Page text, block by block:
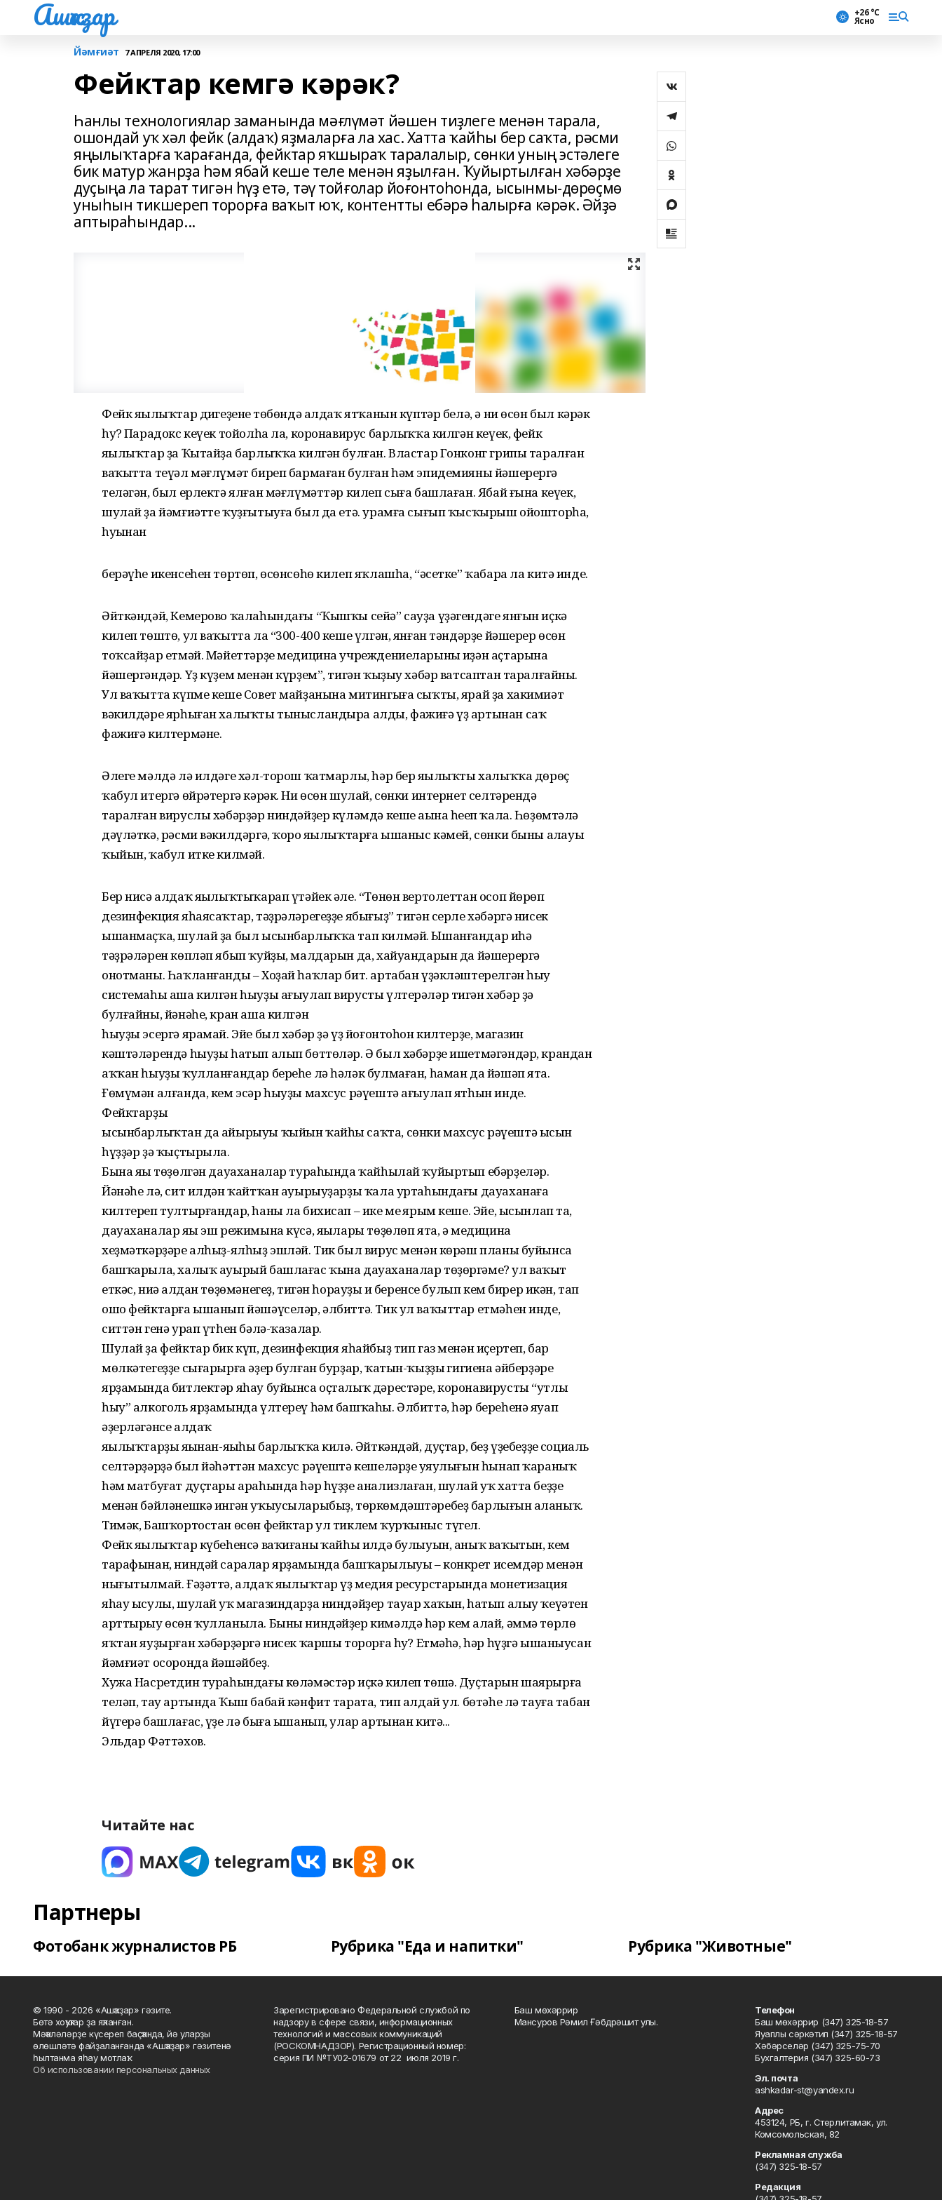
Ашҡаҙар +26 °С
Ясно
Йәмғиәт 7 АПРЕЛЯ 2020, 17:00
Фейктар кемгә кәрәк?
Һанлы технологиялар заманында мәғлүмәт йәшен тиҙлеге менән тарала,
ошондай уҡ хәл фейк (алдаҡ) яҙмаларға ла хас. Хатта ҡайһы бер саҡта, рәсми
яңылыҡтарға ҡарағанда, фейктар яҡшыраҡ таралалыр, сөнки уның эстәлеге
бик матур жанрҙа һәм ябай кеше теле менән яҙылған. Ҡуйыртылған хәбәрҙе
дуҫыңа ла тарат тигән һүҙ етә, тәү тойғолар йоғонтоһонда, ысынмы-дөрөҫмө
уныһын тикшереп торорға ваҡыт юҡ, контентты ебәрә һалырға кәрәк. Әйҙә
аптыраһындар...
Фейк яңылыҡтар диңгеҙенең төбөндә алдаҡ ятҡанын күптәр белә, ә ни өсөн был кәрәк
һуң? Парадокс кеүек тойолһа ла, коронавирус барлыҡҡа килгән кеүек, фейк
яңылыҡтар ҙа Ҡытайҙа барлыҡҡа килгән булған. Властар Гонконг грипы таралған
ваҡытта теүәл мәғлүмәт биреп бармаған булған һәм эпидемияны йәшерергә
теләгән, был ерлектә ялған мәғлүмәттәр килеп сыға башлаған. Ябай ғына кеүек,
шулай ҙа йәмғиәтте ҡуҙғытыуға был да етә. урамға сығып ҡысҡырыш ойошторһаң,
һуңынан
берәүһе икенсеһен төртөп, өсөнсөһө килеп яҡлашһа, “әсетке” ҡабара ла китә инде.
Әйткәндәй, Кемерово ҡалаһындағы “Ҡышҡы сейә” сауҙа үҙәгендәге янғын иҫкә
килеп төштө, ул ваҡытта ла “300-400 кеше үлгән, янған тәндәрҙе йәшерер өсөн
тоҡсайҙар етмәй. Мәйеттәрҙе медицина учреждениеларының иҙән аҫтарына
йәшергәндәр. Үҙ күҙем менән күрҙем”, тигән ҡыҙыу хәбәр ватсаптан таралғайны.
Ул ваҡытта күпме кеше Совет майҙанына митингыға сыҡты, ярай ҙа хакимиәт
вәкилдәре ярһыған халыҡты тынысландыра алды, фажиғә үҙ артынан саҡ
фажиғә килтермәне.
Әлеге мәлдә лә илдәге хәл-торош ҡатмарлы, һәр бер яңылыҡты халыҡҡа дөрөҫ
ҡабул итергә өйрәтергә кәрәк. Ни өсөн шулай, сөнки интернет селтәрендә
таралған вируслы хәбәрҙәр ниндәйҙер күләмдә кеше аңына һеңеп ҡала. Һөҙөмтәлә
дәүләткә, рәсми вәкилдәргә, ҡоро яңылыҡтарға ышаныс кәмей, сөнки быны аңлауы
ҡыйын, ҡабул итке килмәй.
Бер нисә алдаҡ яңылыҡтыҡарап үтәйек әле. “Төнөн вертолеттан осоп йөрөп
дезинфекция яһаясаҡтар, тәҙрәләрегеҙҙе ябығыҙ” тигән серле хәбәргә нисек
ышанмаҫҡа, шулай ҙа был ысынбарлыҡҡа тап килмәй. Ышанғандар иһә
тәҙрәләрен көпләп ябып ҡуйҙы, малдарын да, хайуандарын да йәшерергә
онотманы. Һаҡланғанды – Хоҙай һаҡлар бит. артабан үҙәкләштерелгән һыу
системаһы аша килгән һыуҙы ағыулап вирусты үлтерәләр тигән хәбәр ҙә
булғайны, йәнәһе, кран аша килгән
һыуҙы эсергә ярамай. Эйе был хәбәр ҙә үҙ йоғонтоһон килтерҙе, магазин
кәштәләрендә һыуҙы һатып алып бөттөләр. Ә был хәбәрҙе ишетмәгәндәр, крандан
аҡҡан һыуҙы ҡулланғандар береһе лә һәләк булмаған, һаман да йәшәп ята.
Ғөмүмән алғанда, кем эсәр һыуҙы махсус рәүештә ағыулап ятһын инде.
Фейктарҙы
ысынбарлыҡтан да айырыуы ҡыйын ҡайһы саҡта, сөнки махсус рәүештә ысын
һүҙҙәр ҙә ҡыҫтырыла.
Бына яңы төҙөлгән дауаханалар тураһында ҡайһылай ҡуйыртып ебәрҙеләр.
Йәнәһе лә, сит илдән ҡайтҡан ауырыуҙарҙы ҡала уртаһындағы дауаханаға
килтереп тултырғандар, һаны ла бихисап – ике мең ярым кеше. Эйе, ысынлап та,
дауаханалар яңы эш режимына күсә, яңылары төҙөлөп ята, ә медицина
хеҙмәткәрҙәре алһыҙ-ялһыҙ эшләй. Тик был вирус менән көрәш планы буйынса
башҡарыла, халыҡ ауырый башлағас ҡына дауаханалар төҙөргәме? ул ваҡыт
еткәс, ниңә алдан төҙөмәнегеҙ, тигән һорауҙы иң беренсе булып кем бирер икән, тап
ошо фейктарға ышанып йәшәүселәр, әлбиттә. Тик ул ваҡыттар етмәһен инде,
ситтән генә урап үтһен бәлә-ҡазалар.
Шулай ҙа фейктар бик күп, дезинфекция яһайбыҙ тип газ менән иҫертеп, бар
мөлкәтегеҙҙе сығарырға әҙер булған бурҙар, ҡатын-ҡыҙҙың гигиена әйберҙәре
ярҙамында битлектәр яһау буйынса оҫталыҡ дәрестәре, коронавирусты “утлы
һыу” алкоголь ярҙамында үлтереү һәм башҡаһы. Әлбиттә, һәр береһенә яуап
әҙерләгәнсе алдаҡ
яңылыҡтарҙың яңынан-яңыһы барлыҡҡа килә. Әйткәндәй, дуҫтар, беҙ үҙебеҙҙең социаль
селтәрҙәрҙә был йәһәттән махсус рәүештә кешеләрҙең уяулығын һынап ҡараныҡ
һәм матбуғат дуҫтары араһында һәр һүҙҙе анализлаған, шулай уҡ хатта беҙҙең
менән бәйләнешкә ингән уҡыусыларыбыҙ, төркөмдәштәребеҙ барлығын аңланыҡ.
Тимәк, Башҡортостан өсөн фейктар ул тиклем ҡурҡыныс түгел.
Фейк яңылыҡтар күбеһенсә ваҡиғаның ҡайһы илдә булыуын, аныҡ ваҡытын, кем
тарафынан, ниндәй саралар ярҙамында башҡарылыуы – конкрет исемдәр менән
нығытылмай. Ғәҙәттә, алдаҡ яңылыҡтар үҙ медия ресурстарында монетизация
яһау ысулы, шулай уҡ магазиндарҙа ниндәйҙер тауар хаҡын, һатып алыу ҡеүәтен
арттырыу өсөн ҡулланыла. Быны ниндәйҙер кимәлдә һәр кем аңлай, әммә төрлө
яҡтан яуҙырған хәбәрҙәргә нисек ҡаршы торорға һуң? Етмәһә, һәр һүҙгә ышаныусан
йәмғиәт осоронда йәшәйбеҙ.
Хужа Насретдин тураһындағы көләмәстәр иҫкә килеп төшә. Дуҫтарын шаярырға
теләп, тау артында Ҡыш бабай кәнфит тарата, тип алдай ул. бөтәһе лә тауға табан
йүгерә башлағас, үҙе лә быға ышанып, улар артынан китә...
Эльдар Фәттәхов.
Читайте нас
Партнеры
Фотобанк журналистов РБ Рубрика "Еда и напитки" Рубрика "Животные"
© 1990 - 2026 «Ашҡаҙар» гәзите.
Бөтә хоҡуҡтар ҙа яҡланған.
Мәҡәләләрҙе күсереп баҫҡанда, йә уларҙы
өлөшләтә файҙаланғанда «Ашҡаҙар» гәзитенә
һылтанма яһау мотлаҡ.
Об использовании персональных данных
Зарегистрировано Федеральной службой по
надзору в сфере связи, информационных
технологий и массовых коммуникаций
(РОСКОМНАДЗОР). Регистрационный номер:
серия ПИ №ТУ02-01679 от 22 июля 2019 г.
Баш мөхәррир
Мансуров Рәмил Ғәбдрәшит улы.
Телефон
Баш мөхәррир (347) 325-18-57
Яуаплы сәркәтип (347) 325-18-57
Хәбәрселәр (347) 325-75-70
Бухгалтерия (347) 325-60-73
Эл. почта
ashkadar-st@yandex.ru
Адрес
453124, РБ, г. Стерлитамак, ул.
Комсомольская, 82
Рекламная служба
(347) 325-18-57
Редакция